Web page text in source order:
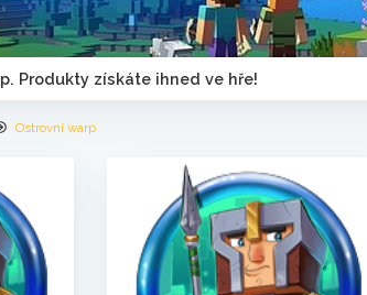
Produkty získáte ihned ve hře!
Ostrovní warp